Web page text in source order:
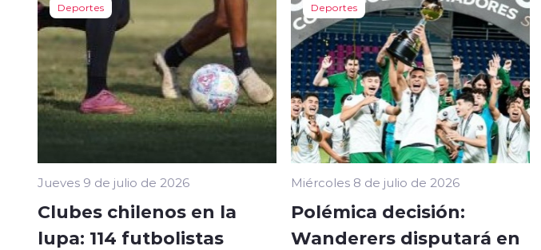
Deportes
Jueves 9 de julio de 2026
Clubes chilenos en la
lupa: 114 futbolistas
Deportes
Miércoles 8 de julio de 2026
Polémica decisión:
Wanderers disputará en